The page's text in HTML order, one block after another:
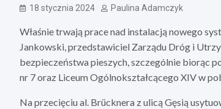
18 stycznia 2024 Paulina Adamczyk
Właśnie trwają prace nad instalacją nowego
Jankowski, przedstawiciel Zarządu Dróg i
bezpieczeństwa pieszych, szczególnie biorąc
nr 7 oraz Liceum Ogólnokształcącego XIV w
Na przecięciu al. Brücknera z ulicą Gęsią